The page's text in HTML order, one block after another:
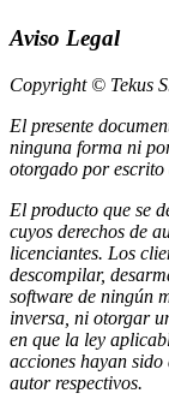
Aviso Legal
Copyright © Tekus
El presente
ninguna forma ni
otorgado por escrito
El producto que se
cuyos derechos de
licenciantes. Los
descompilar,
software de ningún
inversa, ni otorgar
en que la ley
acciones hayan
autor respectivos.